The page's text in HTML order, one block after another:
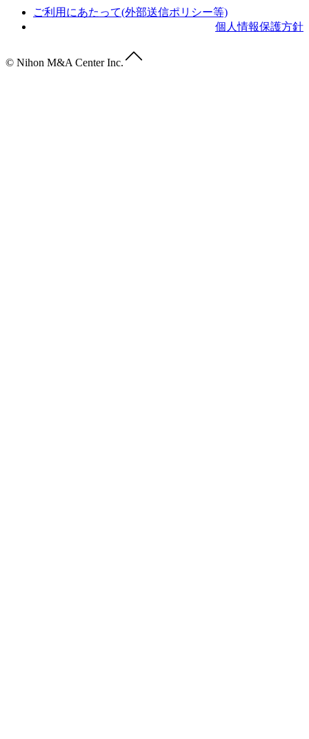
ご利用にあたって(外部送信ポリシー等)
個人情報保護方針
© Nihon M&A Center Inc.